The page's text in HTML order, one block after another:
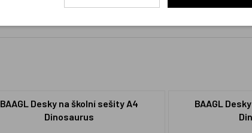
BAAGL Desky na školní sešity A4
Dinosaurus
BAAGL